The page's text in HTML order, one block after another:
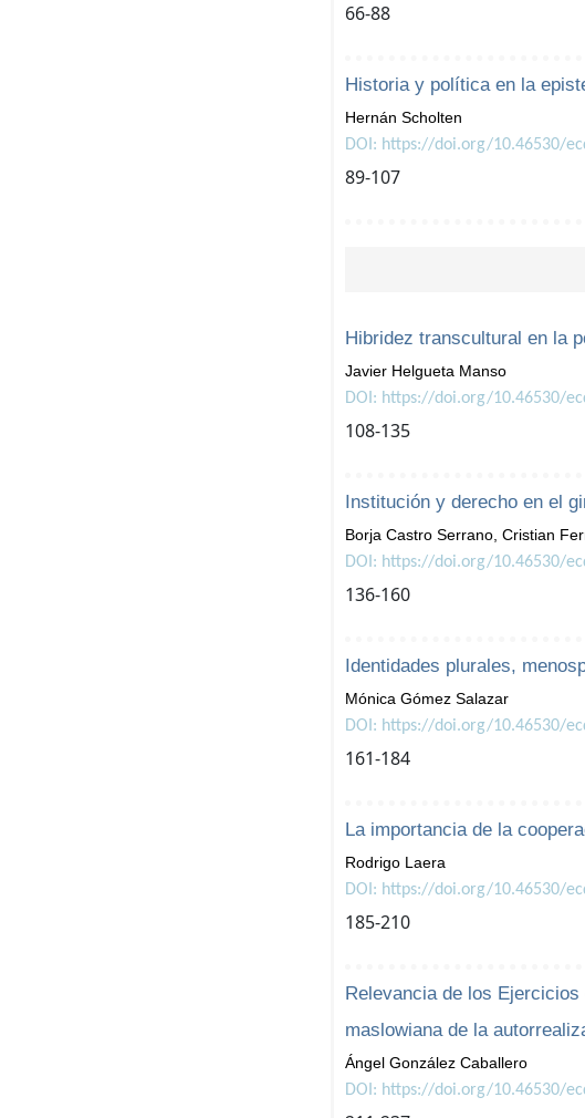
66-88
Historia y política en la
Hernán Scholten
DOI: https://doi.org/10.46530/
89-107
Hibridez transcultural en la
Javier Helgueta Manso
DOI: https://doi.org/10.46530/
108-135
Institución y derecho en el
Borja Castro Serrano, Cristian
DOI: https://doi.org/10.46530/
136-160
Identidades plurales,
Mónica Gómez Salazar
DOI: https://doi.org/10.46530/
161-184
La importancia de la
Rodrigo Laera
DOI: https://doi.org/10.46530/
185-210
Relevancia de los
maslowiana de la
Ángel González Caballero
DOI: https://doi.org/10.46530/